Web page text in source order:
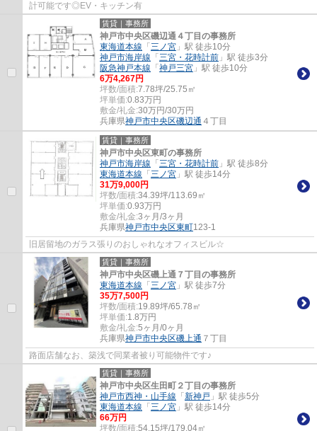
計可能です◎EV・キッチン有
賃貸｜事務所
神戸市中央区磯辺通４丁目の事務所
東海道本線 「 三ノ宮 」駅 徒歩10分
神戸市海岸線 「 三宮・花時計前 」駅 徒歩3分
阪急神戸本線 「 神戸三宮 」駅 徒歩10分
6万4,267円
坪数/面積:7.78坪/25.75㎡
坪単価:0.83万円
敷金/礼金:30万円/30万円
兵庫県神戸市中央区磯辺通 ４丁目
賃貸｜事務所
神戸市中央区東町の事務所
神戸市海岸線 「 三宮・花時計前 」駅 徒歩8分
東海道本線 「 三ノ宮 」駅 徒歩14分
31万9,000円
坪数/面積:34.39坪/113.69㎡
坪単価:0.93万円
敷金/礼金:3ヶ月/3ヶ月
兵庫県神戸市中央区東町123-1
旧居留地のガラス張りのおしゃれなオフィスビル☆
賃貸｜事務所
神戸市中央区磯上通７丁目の事務所
東海道本線 「 三ノ宮 」駅 徒歩7分
35万7,500円
坪数/面積:19.89坪/65.78㎡
坪単価:1.8万円
敷金/礼金:5ヶ月/0ヶ月
兵庫県神戸市中央区磯上通 ７丁目
路面店舗なお、築浅で同業者被り可能物件です♪
賃貸｜事務所
神戸市中央区生田町２丁目の事務所
神戸市西神・山手線 「 新神戸 」駅 徒歩5分
東海道本線 「 三ノ宮 」駅 徒歩14分
66万円
坪数/面積:54.15坪/179.04㎡